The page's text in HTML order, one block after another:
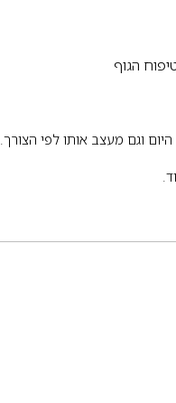
הגוף
וגם מעצב אותו לפי הצורך.